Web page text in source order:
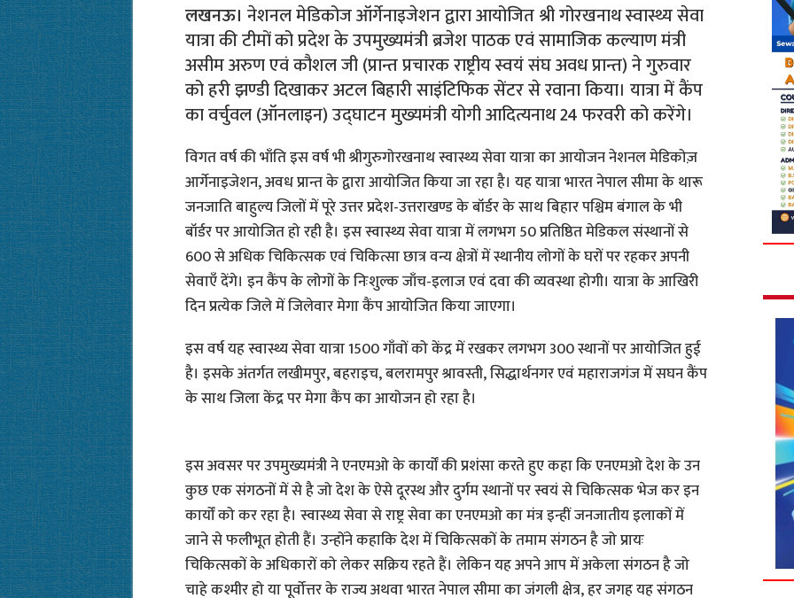
लखनऊ। नेशनल मेडिकोज ऑर्गेनाइजेशन द्वारा आयोजित श्री गोरखनाथ स्वास्थ्य सेवा
यात्रा की टीमों को प्रदेश के उपमुख्यमंत्री ब्रजेश पाठक एवं सामाजिक कल्याण मंत्री
असीम अरुण एवं कौशल जी (प्रान्त प्रचारक राष्ट्रीय स्वयं संघ अवध प्रान्त) ने गुरुवार
को हरी झण्डी दिखाकर अटल बिहारी साइंटिफिक सेंटर से रवाना किया। यात्रा में कैंप
का वर्चुवल (ऑनलाइन) उद्घाटन मुख्यमंत्री योगी आदित्यनाथ 24 फरवरी को करेंगे।
विगत वर्ष की भाँति इस वर्ष भी श्रीगुरुगोरखनाथ स्वास्थ्य सेवा यात्रा का आयोजन नेशनल मेडिकोज़
आर्गेनाइजेशन, अवध प्रान्त के द्वारा आयोजित किया जा रहा है। यह यात्रा भारत नेपाल सीमा के थारू
जनजाति बाहुल्य जिलों में पूरे उत्तर प्रदेश-उत्तराखण्ड के बॉर्डर के साथ बिहार पश्चिम बंगाल के भी
बॉर्डर पर आयोजित हो रही है। इस स्वास्थ्य सेवा यात्रा में लगभग 50 प्रतिष्ठित मेडिकल संस्थानों से
600 से अधिक चिकित्सक एवं चिकित्सा छात्र वन्य क्षेत्रों में स्थानीय लोगों के घरों पर रहकर अपनी
सेवाएँ देंगे। इन कैंप के लोगों के निःशुल्क जाँच-इलाज एवं दवा की व्यवस्था होगी। यात्रा के आखिरी
दिन प्रत्येक जिले में जिलेवार मेगा कैंप आयोजित किया जाएगा।
इस वर्ष यह स्वास्थ्य सेवा यात्रा 1500 गाँवों को केंद्र में रखकर लगभग 300 स्थानों पर आयोजित हुई
है। इसके अंतर्गत लखीमपुर, बहराइच, बलरामपुर श्रावस्ती, सिद्धार्थनगर एवं महाराजगंज में सघन कैंप
के साथ जिला केंद्र पर मेगा कैंप का आयोजन हो रहा है।
इस अवसर पर उपमुख्यमंत्री ने एनएमओ के कार्यों की प्रशंसा करते हुए कहा कि एनएमओ देश के उन
कुछ एक संगठनों में से है जो देश के ऐसे दूरस्थ और दुर्गम स्थानों पर स्वयं से चिकित्सक भेज कर इन
कार्यों को कर रहा है। स्वास्थ्य सेवा से राष्ट्र सेवा का एनएमओ का मंत्र इन्हीं जनजातीय इलाकों में
जाने से फलीभूत होती हैं। उन्होंने कहाकि देश में चिकित्सकों के तमाम संगठन है जो प्रायः
चिकित्सकों के अधिकारों को लेकर सक्रिय रहते हैं। लेकिन यह अपने आप में अकेला संगठन है जो
चाहे कश्मीर हो या पूर्वोत्तर के राज्य अथवा भारत नेपाल सीमा का जंगली क्षेत्र, हर जगह यह संगठन